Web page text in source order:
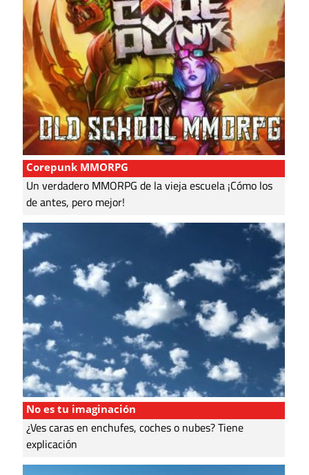
Corepunk MMORPG
Un verdadero MMORPG de la vieja escuela ¡Cómo los
de antes, pero mejor!
No es tu imaginación
¿Ves caras en enchufes, coches o nubes? Tiene
explicación